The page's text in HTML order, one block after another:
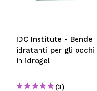
IDC Institute - Bende
idratanti per gli occhi
in idrogel
(3)